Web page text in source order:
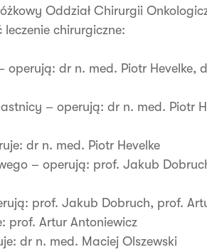
Oddział Chirurgii
chirurgiczne:
operują: dr n. med. Piotr Hevelke,
– operują: dr n. med. Piotr
dr n. med. Piotr Hevelke
– operują: prof. Jakub
prof. Jakub Dobruch, prof.
prof. Artur Antoniewicz
dr n. med. Maciej Olszewski